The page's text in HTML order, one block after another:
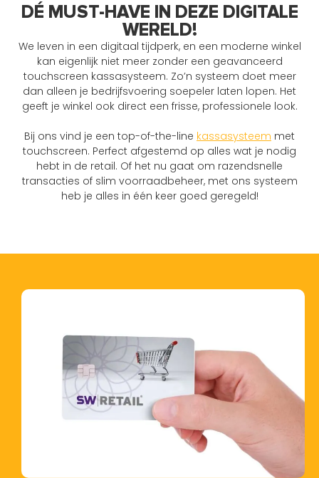
DÉ MUST-HAVE IN DEZE DIGITALE
WERELD!
We leven in een digitaal tijdperk, en een moderne winkel
kan eigenlijk niet meer zonder een geavanceerd
touchscreen kassasysteem. Zo’n systeem doet meer
dan alleen je bedrijfsvoering soepeler laten lopen. Het
geeft je winkel ook direct een frisse, professionele look.
Bij ons vind je een top-of-the-line kassasysteem met
touchscreen. Perfect afgestemd op alles wat je nodig
hebt in de retail. Of het nu gaat om razendsnelle
transacties of slim voorraadbeheer, met ons systeem
heb je alles in één keer goed geregeld!